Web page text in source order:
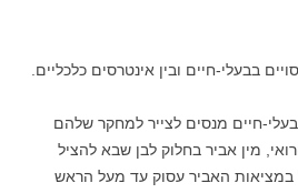
בבעלי-חיים ובין אינטרסים כלכליים.
חיים מנסים לצייר למחקר שלהם
מין אביר בחלוק לבן שבא להציל
במציאות האביר עסוק עד מעל הראש